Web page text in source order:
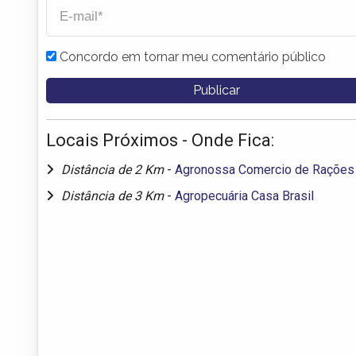
Concordo em tornar meu comentário público
Locais Próximos - Onde Fica:
Distância de 2 Km - Agronossa Comercio de
Distância de 3 Km - Agropecuária Casa Brasil